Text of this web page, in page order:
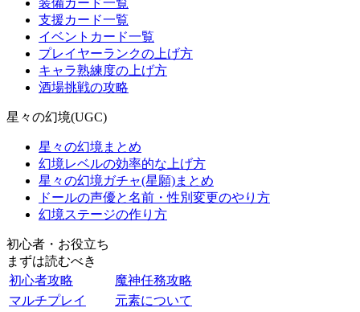
装備カード一覧
支援カード一覧
イベントカード一覧
プレイヤーランクの上げ方
キャラ熟練度の上げ方
酒場挑戦の攻略
星々の幻境(UGC)
星々の幻境まとめ
幻境レベルの効率的な上げ方
星々の幻境ガチャ(星願)まとめ
ドールの声優と名前・性別変更のやり方
幻境ステージの作り方
初心者・お役立ち
まずは読むべき
初心者攻略
魔神任務攻略
マルチプレイ
元素について